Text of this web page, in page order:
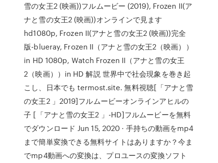
雪の女王2 (映画))フルムービー (2019), Frozen II(ア
ナと雪の女王2 (映画))オンラインで見ます
hd1080p, Frozen II(アナと雪の女王2 (映画))完全
版-blueray, Frozen II（アナと雪の女王2（映画））
in HD 1080p, Watch Frozen II（アナと雪の女王
2（映画））in HD 解説 世界中で社会現象を巻き起
こし、日本でも termost.site. 無料視聴[「アナと雪
の女王2 」2019]フルムービーオンラインアヒルの
子 [「アナと雪の女王2 」-HD]フルムービーを無料
でダウンロード Jun 15, 2020 · 手持ちの動画をmp4
まで簡単変換できる無料サイトはありますか？今ま
でmp4動画への変換は、プロユースの変換ソフト